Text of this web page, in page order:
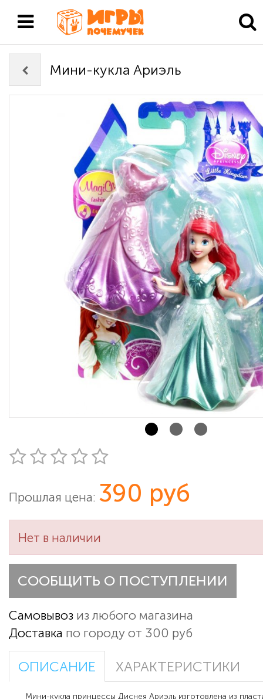
Мини-кукла Ариэль
Прошлая цена: 390 руб
Нет в наличии
СООБЩИТЬ О ПОСТУПЛЕНИИ
Самовывоз из любого магазина
Доставка по городу от 300 руб
ОПИСАНИЕ ХАРАКТЕРИСТИКИ
Мини-кукла принцессы Диснея Ариэль изготовлена из